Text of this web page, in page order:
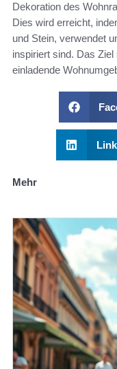
Dekoration des
Dies wird erreicht,
und Stein, verwendet
inspiriert sind. Das
einladende
Mehr